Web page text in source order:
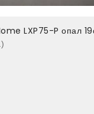
LXP75-P опал
)